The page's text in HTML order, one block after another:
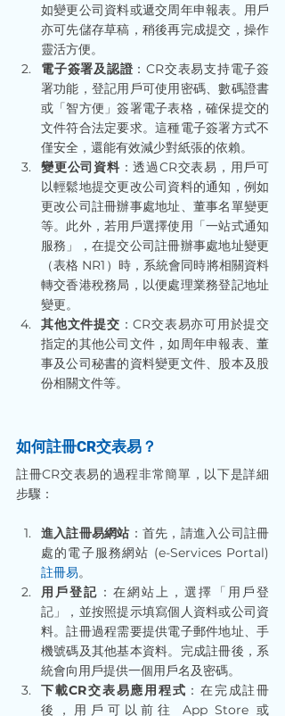
如變更公司資料或遞交周年申報表。用戶
亦可先儲存草稿，稍後再完成提交，操作
靈活方便。
電子簽署及認證 ：CR交表易支持電子簽
署功能，登記用戶可使用密碼、數碼證書
或「智方便」簽署電子表格，確保提交的
文件符合法定要求。這種電子簽署方式不
僅安全，還能有效減少對紙張的依賴。
變更公司資料 ：透過CR交表易，用戶可
以輕鬆地提交更改公司資料的通知，例如
更改公司註冊辦事處地址、董事名單變更
等。此外，若用戶選擇使用「一站式通知
服務」，在提交公司註冊辦事處地址變更
（表格 NR1）時，系統會同時將相關資料
轉交香港稅務局，以便處理業務登記地址
變更。
其他文件提交 ：CR交表易亦可用於提交
指定的其他公司文件，如周年申報表、董
事及公司秘書的資料變更文件、股本及股
份相關文件等。
如何註冊CR交表易？
註冊CR交表易的過程非常簡單，以下是詳細
步驟：
進入註冊易網站 ：首先，請進入公司註冊
處的電子服務網站 (e-Services Portal)
註冊易。
用戶登記 ：在網站上，選擇「用戶登
記」，並按照提示填寫個人資料或公司資
料。註冊過程需要提供電子郵件地址、手
機號碼及其他基本資料。完成註冊後，系
統會向用戶提供一個用戶名及密碼。
下載CR交表易應用程式 ：在完成註冊
後，用戶可以前往 App Store 或